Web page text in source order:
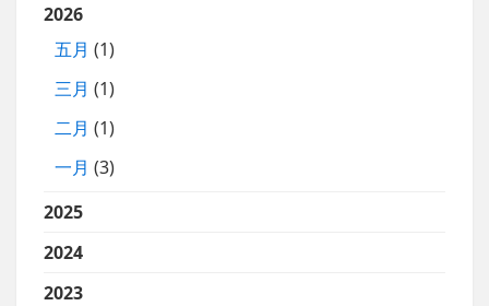
2026
五月 (1)
三月 (1)
二月 (1)
一月 (3)
2025
2024
2023